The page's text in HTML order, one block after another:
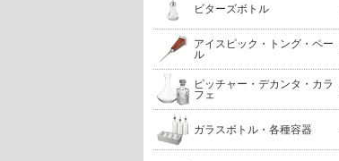
ビターズボトル
アイスピック・トング・ペー
ル
ピッチャー・デカンタ・カラ
フェ
ガラスボトル・各種容器